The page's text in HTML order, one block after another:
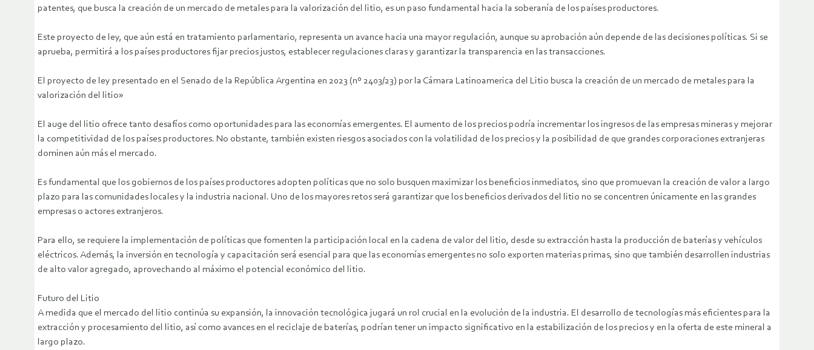
patentes, que busca la creación de un mercado de metales para la valorización del litio, es un paso fundamental hacia la soberanía de los países productores.
Este proyecto de ley, que aún está en tratamiento parlamentario, representa un avance hacia una mayor regulación, aunque su aprobación aún depende de las decisiones políticas. Si se
aprueba, permitirá a los países productores fijar precios justos, establecer regulaciones claras y garantizar la transparencia en las transacciones.
El proyecto de ley presentado en el Senado de la República Argentina en 2023 (nº 2403/23) por la Cámara Latinoamerica del Litio busca la creación de un mercado de metales para la
valorización del litio»
El auge del litio ofrece tanto desafíos como oportunidades para las economías emergentes. El aumento de los precios podría incrementar los ingresos de las empresas mineras y mejorar
la competitividad de los países productores. No obstante, también existen riesgos asociados con la volatilidad de los precios y la posibilidad de que grandes corporaciones extranjeras
dominen aún más el mercado.
Es fundamental que los gobiernos de los países productores adopten políticas que no solo busquen maximizar los beneficios inmediatos, sino que promuevan la creación de valor a largo
plazo para las comunidades locales y la industria nacional. Uno de los mayores retos será garantizar que los beneficios derivados del litio no se concentren únicamente en las grandes
empresas o actores extranjeros.
Para ello, se requiere la implementación de políticas que fomenten la participación local en la cadena de valor del litio, desde su extracción hasta la producción de baterías y vehículos
eléctricos. Además, la inversión en tecnología y capacitación será esencial para que las economías emergentes no solo exporten materias primas, sino que también desarrollen industrias
de alto valor agregado, aprovechando al máximo el potencial económico del litio.
Futuro del Litio
A medida que el mercado del litio continúa su expansión, la innovación tecnológica jugará un rol crucial en la evolución de la industria. El desarrollo de tecnologías más eficientes para la
extracción y procesamiento del litio, así como avances en el reciclaje de baterías, podrían tener un impacto significativo en la estabilización de los precios y en la oferta de este mineral a
largo plazo.